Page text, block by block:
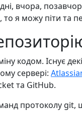
вчора,
я можу піти та
кодом. Існує
сервері:
та GitHub.
протоколу